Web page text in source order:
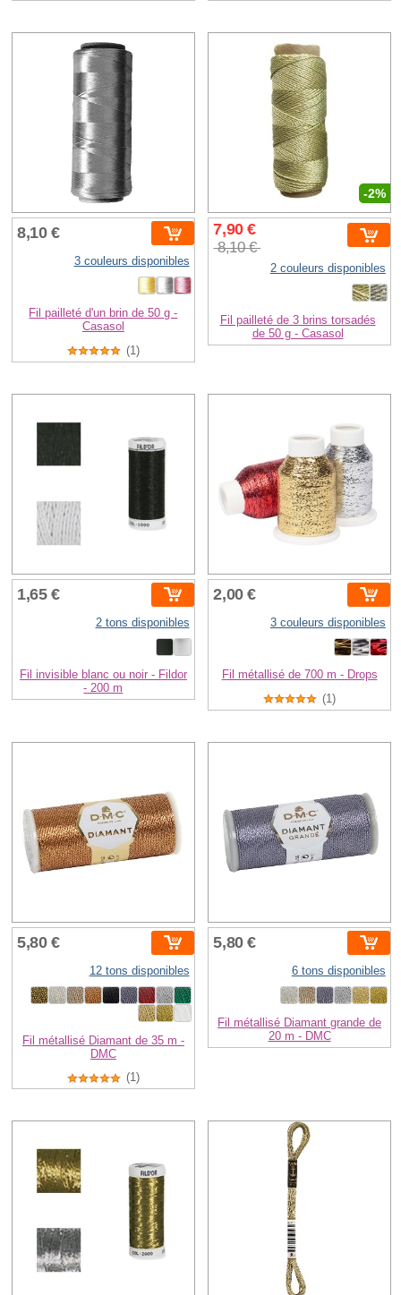
8,10 €
3 couleurs disponibles
Fil pailleté d'un brin de 50 g -
Casasol
(1)
-2%
7,90 €
8,10 €
2 couleurs disponibles
Fil pailleté de 3 brins torsadés
de 50 g - Casasol
1,65 €
2 tons disponibles
Fil invisible blanc ou noir - Fildor
- 200 m
2,00 €
3 couleurs disponibles
Fil métallisé de 700 m - Drops
(1)
5,80 €
12 tons disponibles
Fil métallisé Diamant de 35 m -
DMC
(1)
5,80 €
6 tons disponibles
Fil métallisé Diamant grande de
20 m - DMC